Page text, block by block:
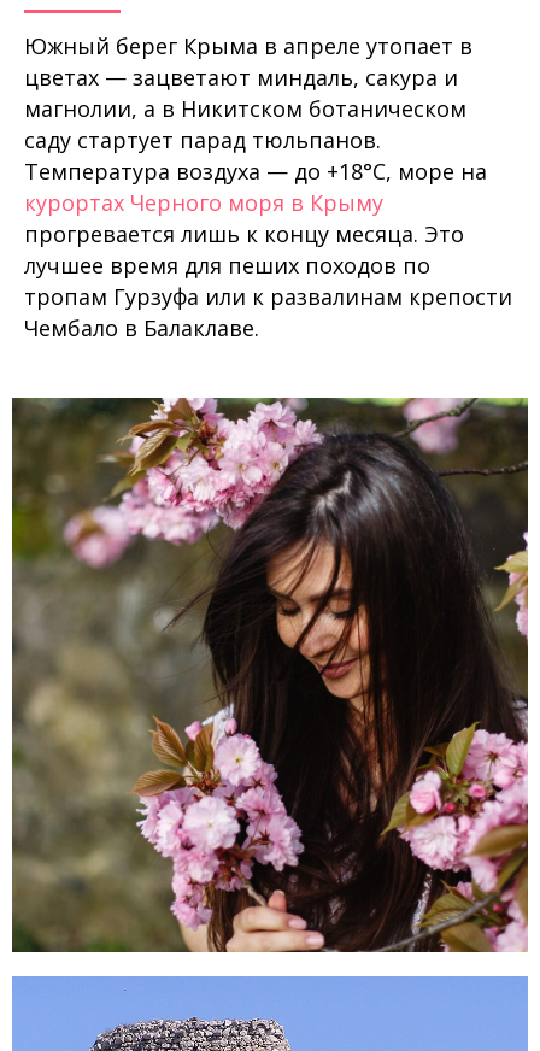
Южный берег Крыма в апреле утопает в
цветах — зацветают миндаль, сакура и
магнолии, а в Никитском ботаническом
саду стартует парад тюльпанов.
Температура воздуха — до +18°C, море на
курортах Черного моря в Крыму
прогревается лишь к концу месяца. Это
лучшее время для пеших походов по
тропам Гурзуфа или к развалинам крепости
Чембало в Балаклаве.